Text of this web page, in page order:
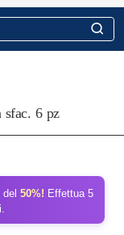
sfac. 6 pz
50%! Effettua 5